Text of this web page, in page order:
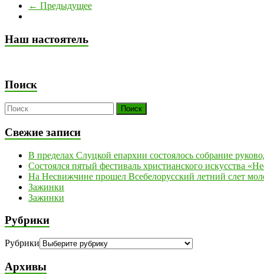
← Предыдущее
Наш настоятель
Поиск
Свежие записи
В пределах Слуцкой епархии состоялось собрание
Состоялся пятый фестиваль христианского искусства
На Несвижчине прошел Всебелорусский летний слет
Зажинки
Зажинки
Рубрики
Рубрики
Архивы